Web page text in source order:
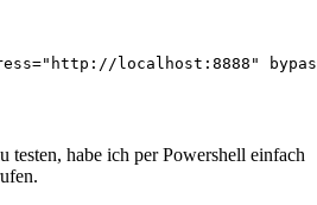
localhost:8888"
testen, habe ich per Powershell einfach